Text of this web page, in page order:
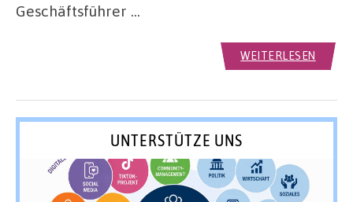
Geschäftsführer …
WEITERLESEN
UNTERSTÜTZE UNS